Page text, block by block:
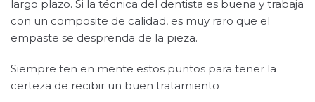
largo plazo. Si la técnica del dentista es buena y trabaja
con un composite de calidad, es muy raro que el
empaste se desprenda de la pieza.
Siempre ten en mente estos puntos para tener la
certeza de recibir un buen tratamiento